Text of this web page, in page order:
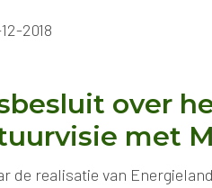
2018
over
met
de realisatie van